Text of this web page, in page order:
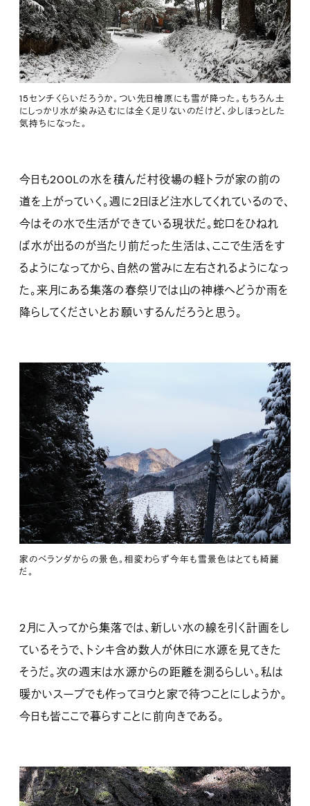
15センチくらいだろうか。つい先日檜原にも雪が降った。もちろん土
にしっかり水が染み込むには全く足りないのだけど、少しほっとした
気持ちになった。
今日も200Lの水を積んだ村役場の軽トラが家の前の
道を上がっていく。週に2日ほど注水してくれているので、
今はその水で生活ができている現状だ。蛇口をひねれ
ば水が出るのが当たり前だった生活は、ここで生活をす
るようになってから、自然の営みに左右されるようになっ
た。来月にある集落の春祭りでは山の神様へどうか雨を
降らしてくださいとお願いするんだろうと思う。
家のベランダからの景色。相変わらず今年も雪景色はとても綺麗
だ。
2月に入ってから集落では、新しい水の線を引く計画をし
ているそうで、トシキ含め数人が休日に水源を見てきた
そうだ。次の週末は水源からの距離を測るらしい。私は
暖かいスープでも作ってヨウと家で待つことにしようか。
今日も皆ここで暮らすことに前向きである。